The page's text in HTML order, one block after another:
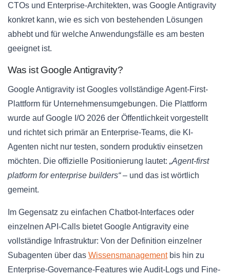
CTOs und Enterprise-Architekten, was Google Antigravity
konkret kann, wie es sich von bestehenden Lösungen
abhebt und für welche Anwendungsfälle es am besten
geeignet ist.
Was ist Google Antigravity?
Google Antigravity ist Googles vollständige Agent-First-
Plattform für Unternehmensumgebungen. Die Plattform
wurde auf Google I/O 2026 der Öffentlichkeit vorgestellt
und richtet sich primär an Enterprise-Teams, die KI-
Agenten nicht nur testen, sondern produktiv einsetzen
möchten. Die offizielle Positionierung lautet: „Agent-first
platform for enterprise builders“– und das ist wörtlich
gemeint.
Im Gegensatz zu einfachen Chatbot-Interfaces oder
einzelnen API-Calls bietet Google Antigravity eine
vollständige Infrastruktur: Von der Definition einzelner
Subagenten über das Wissensmanagementbis hin zu
Enterprise-Governance-Features wie Audit-Logs und Fine-